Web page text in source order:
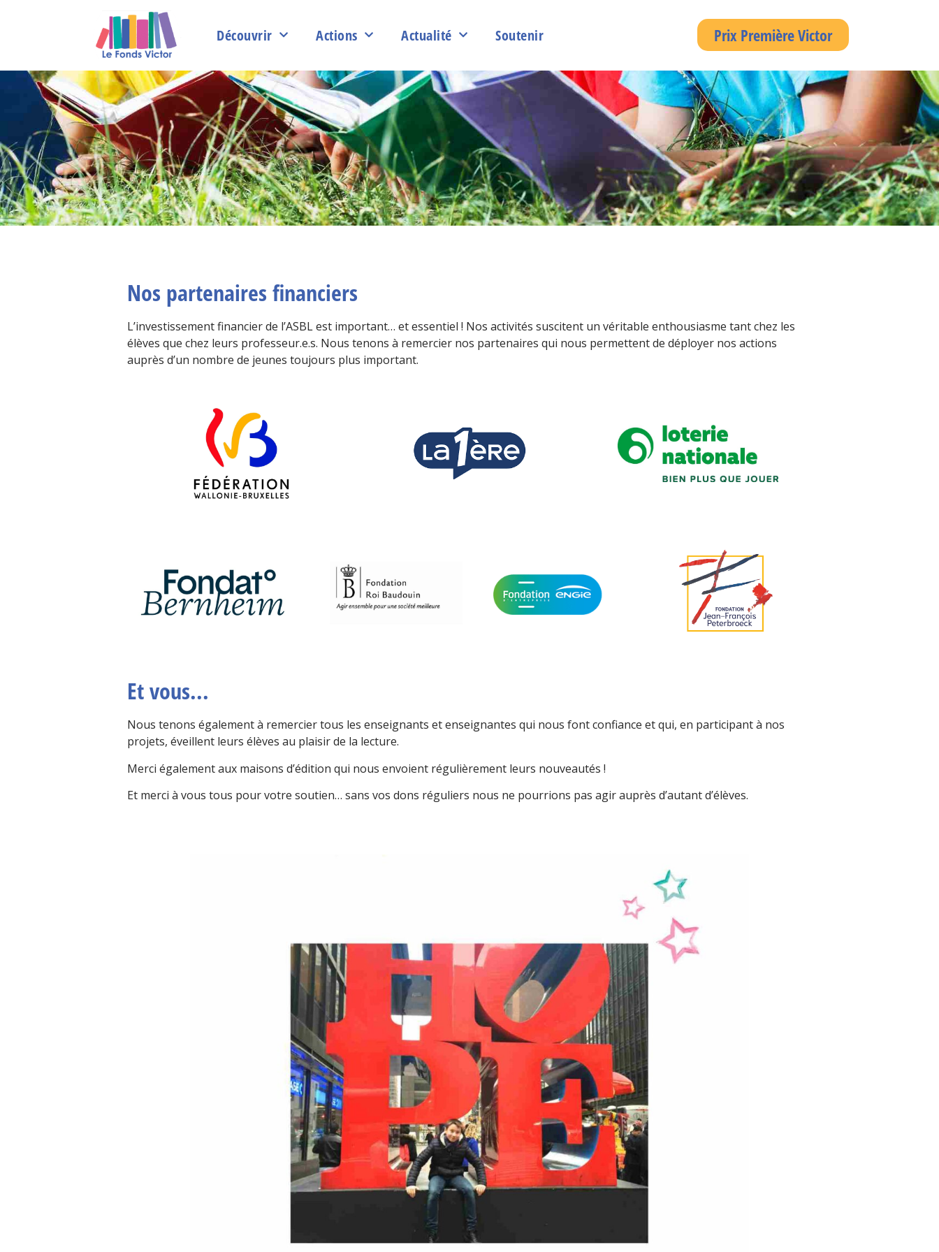
Découvrir Actions Actualité Soutenir Prix Première Victor
Nos partenaires financiers
L’investissement financier de l’ASBL est important… et essentiel ! Nos activités suscitent un véritable enthousiasme tant chez les
élèves que chez leurs professeur.e.s. Nous tenons à remercier nos partenaires qui nous permettent de déployer nos actions
auprès d’un nombre de jeunes toujours plus important.
Et vous...
Nous tenons également à remercier tous les enseignants et enseignantes qui nous font confiance et qui, en participant à nos
projets, éveillent leurs élèves au plaisir de la lecture.
Merci également aux maisons d’édition qui nous envoient régulièrement leurs nouveautés !
Et merci à vous tous pour votre soutien… sans vos dons réguliers nous ne pourrions pas agir auprès d’autant d’élèves.